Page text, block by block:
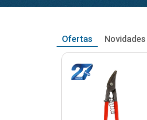
Ofertas Novidades